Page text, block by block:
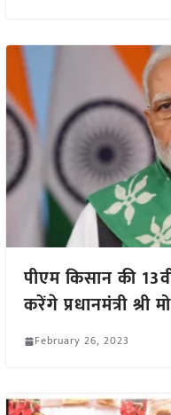
पीएम किसान की
करेंगे प्रधानमंत्री श्री
February 26, 2023